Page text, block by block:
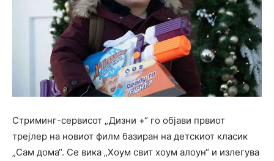
Стриминг-сервисот „Дизни +“ го објави првиот
трејлер на новиот филм базиран на детскиот класик
„Сам дома“. Се вика „Хоум свит хоум алоун“ и излегува